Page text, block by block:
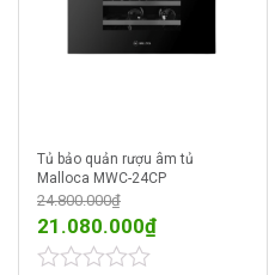
Tủ bảo quản rượu âm tủ
Malloca MWC-24CP
24.800.000₫
21.080.000₫